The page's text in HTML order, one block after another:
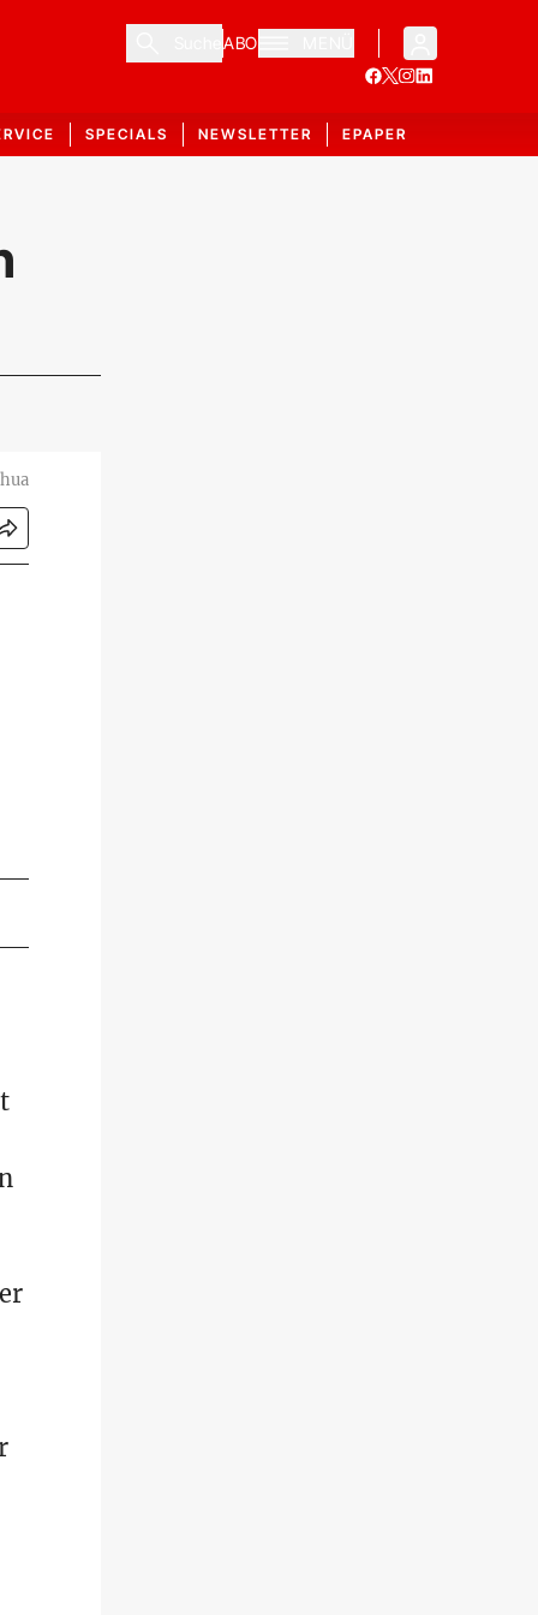
ABO
SPECIALS NEWSLETTER EPAPER